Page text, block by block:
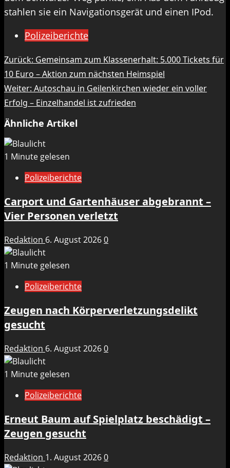
stahlen sie ein Navigationsgerät und einen IPod.
Polizeiberichte
Beitragsnavigation
Zurück: Gemeinsam zum Klassenerhalt: 5.000 Tickets für
10 Euro – Aktion zum nächsten Heimspiel
Weiter: Autoschau in Geilenkirchen wieder ein voller
Erfolg – Einzelhandel ist zufrieden
Ähnliche Artikel
1 Minute gelesen
Polizeiberichte
Carport und Gartenhäuser abgebrannt –
Vier Personen verletzt
Redaktion 6. August 20260
1 Minute gelesen
Polizeiberichte
Zeugen nach Körperverletzungsdelikt
gesucht
Redaktion 6. August 20260
1 Minute gelesen
Polizeiberichte
Erneut Baum auf Spielplatz beschädigt –
Zeugen gesucht
Redaktion 1. August 20260